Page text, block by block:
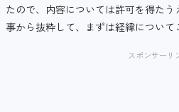
たので、内容については許可を得た
事から抜粋して、まずは経緯について
スポンサーリ